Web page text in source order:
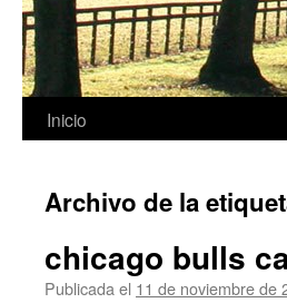
Saltar
contenido
Inicio
Archivo de la
chicago bulls
Publicada el 11 de noviembre de